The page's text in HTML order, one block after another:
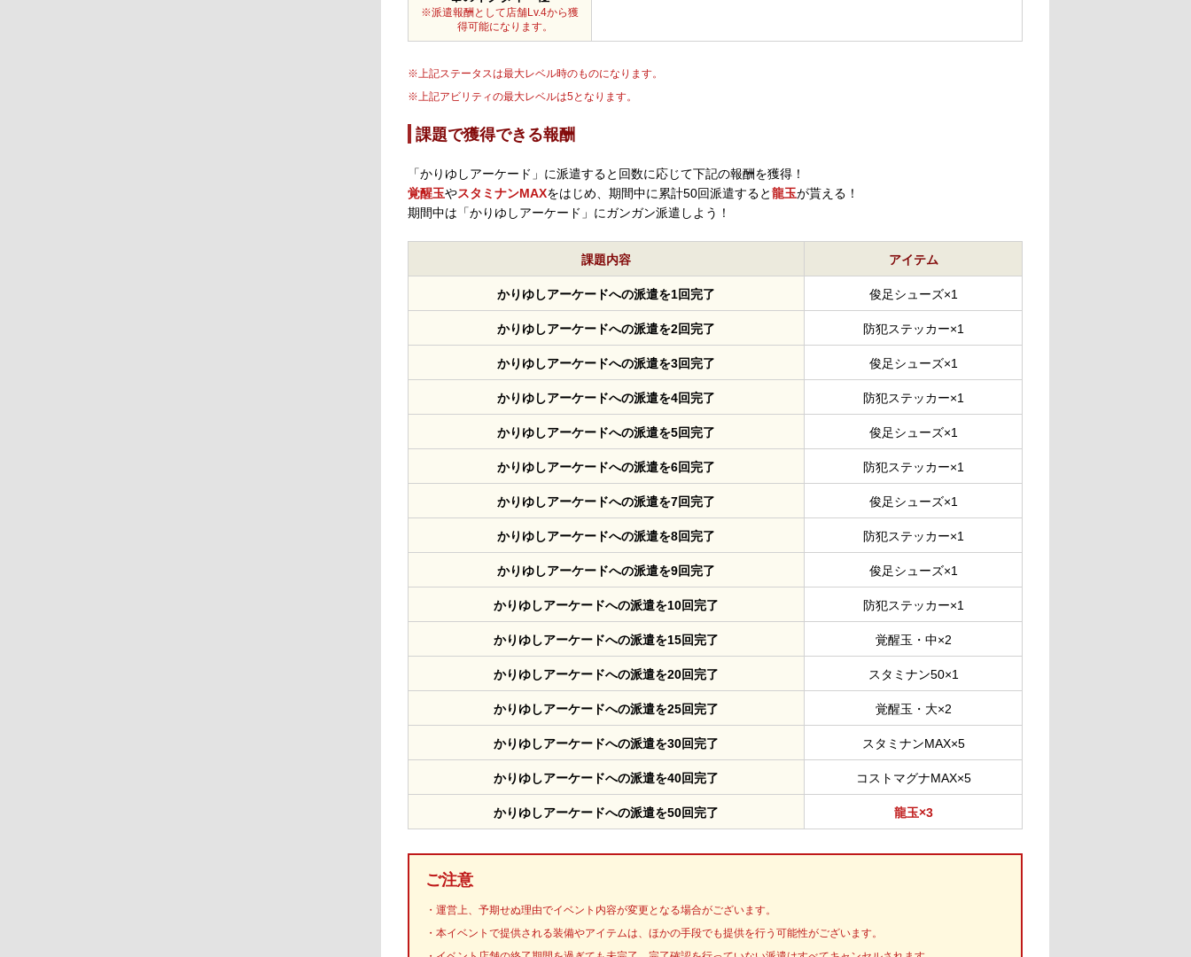
※派遣報酬として店舗Lv.4から獲
得可能になります。
※上記ステータスは最大レベル時のものになります。
※上記アビリティの最大レベルは5となります。
課題で獲得できる報酬
「かりゆしアーケード」に派遣すると回数に応じて下記の報酬を獲得！
覚醒玉やスタミナンMAXをはじめ、期間中に累計50回派遣すると龍玉が貰える！
期間中は「かりゆしアーケード」にガンガン派遣しよう！
課題内容 アイテム
かりゆしアーケードへの派遣を1回完了 俊足シューズ×1
かりゆしアーケードへの派遣を2回完了 防犯ステッカー×1
かりゆしアーケードへの派遣を3回完了 俊足シューズ×1
かりゆしアーケードへの派遣を4回完了 防犯ステッカー×1
かりゆしアーケードへの派遣を5回完了 俊足シューズ×1
かりゆしアーケードへの派遣を6回完了 防犯ステッカー×1
かりゆしアーケードへの派遣を7回完了 俊足シューズ×1
かりゆしアーケードへの派遣を8回完了 防犯ステッカー×1
かりゆしアーケードへの派遣を9回完了 俊足シューズ×1
かりゆしアーケードへの派遣を10回完了 防犯ステッカー×1
かりゆしアーケードへの派遣を15回完了 覚醒玉・中×2
かりゆしアーケードへの派遣を20回完了 スタミナン50×1
かりゆしアーケードへの派遣を25回完了 覚醒玉・大×2
かりゆしアーケードへの派遣を30回完了 スタミナンMAX×5
かりゆしアーケードへの派遣を40回完了 コストマグナMAX×5
かりゆしアーケードへの派遣を50回完了 龍玉×3
ご注意
運営上、予期せぬ理由でイベント内容が変更となる場合がございます。
本イベントで提供される装備やアイテムは、ほかの手段でも提供を行う可能性がございます。